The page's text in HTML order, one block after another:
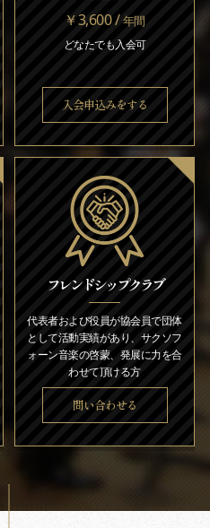
￥3,600 /年間
どなたでも入会可
入会申込みをする
フレンドシップクラブ
代表者および役員が協会員で団体
として活動実績があり、サクソフ
ォーン音楽の啓蒙、発展に力を合
わせて頂ける方
問い合わせる